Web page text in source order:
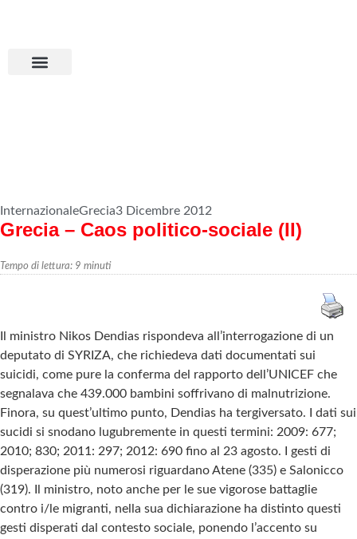
InternazionaleGrecia3 Dicembre 2012
Grecia – Caos politico-sociale (II)
Tempo di lettura: 9 minuti
Il ministro Nikos Dendias rispondeva all’interrogazione di un
deputato di SYRIZA, che richiedeva dati documentati sui
suicidi, come pure la conferma del rapporto dell’UNICEF che
segnalava che 439.000 bambini soffrivano di malnutrizione.
Finora, su quest’ultimo punto, Dendias ha tergiversato. I dati sui
sucidi si snodano lugubremente in questi termini: 2009: 677;
2010; 830; 2011: 297; 2012: 690 fino al 23 agosto. I gesti di
disperazione più numerosi riguardano Atene (335) e Salonicco
(319). Il ministro, noto anche per le sue vigorose battaglie
contro i/le migranti, nella sua dichiarazione ha distinto questi
gesti disperati dal contesto sociale, ponendo l’accento su